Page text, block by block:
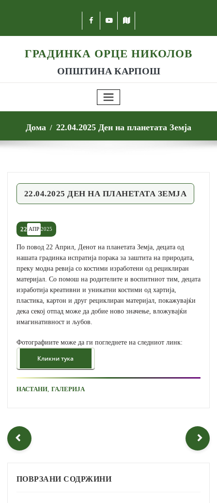
ГРАДИНКА ОРЦЕ НИКОЛОВ
ОПШТИНА КАРПОШ
Дома 22.04.2025 Ден на планетата Земја
22.04.2025 ДЕН НА ПЛАНЕТАТА ЗЕМЈА
22 АПР 2025
По повод 22 Април, Денот на планетата Земја, децата од
нашата градинка испратија порака за заштита на природата,
преку модна ревија со костими изработени од рециклиран
материјал. Со помош на родителите и воспитниот тим, децата
изработија креативни и уникатни костими од хартија,
пластика, картон и друг рециклиран материјал, покажувајќи
дека секој отпад може да добие ново значење, вложувајќи
имагинативност и љубов.
Фотографиите може да ги погледнете на следниот линк:
НАСТАНИ, ГАЛЕРИЈА
ПОВРЗАНИ СОДРЖИНИ